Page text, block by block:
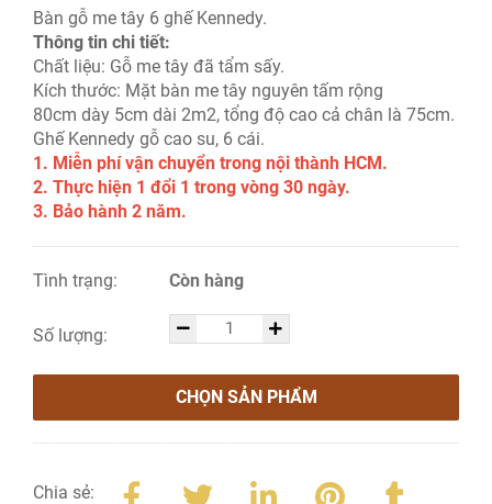
Bàn gỗ me tây 6 ghế Kennedy.
Thông tin chi tiết:
Chất liệu: Gỗ me tây đã tẩm sấy.
Kích thước: Mặt bàn me tây nguyên tấm rộng
80cm dày 5cm dài 2m2, tổng độ cao cả chân là 75cm.
Ghế Kennedy gỗ cao su, 6 cái.
1. Miễn phí vận chuyển trong nội thành HCM.
2. Thực hiện 1 đổi 1 trong vòng 30 ngày.
3. Bảo hành 2 năm.
Tình trạng: Còn hàng
Số lượng:
CHỌN SẢN PHẨM
Chia sẻ: